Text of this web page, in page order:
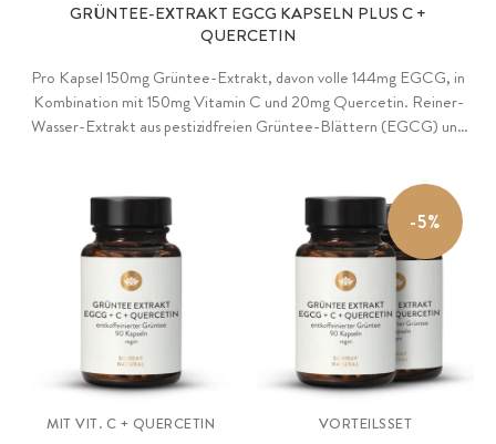
GRÜNTEE-EXTRAKT EGCG KAPSELN PLUS C +
QUERCETIN
Pro Kapsel 150mg Grüntee-Extrakt, davon volle 144mg EGCG, in
Kombination mit 150mg Vitamin C und 20mg Quercetin. Reiner-
Wasser-Extrakt aus pestizidfreien Grüntee-Blättern (EGCG) und
MIT VIT. C + QUERCETIN
-5%
VORTEILSSET